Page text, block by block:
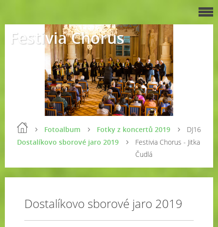
Festivia Chorus
Fotoalbum
Fotky z koncertů 2019
Dostalíkovo sborové jaro 2019
DJ16
Festivia Chorus - Jitka
Čudlá
Dostalíkovo sborové jaro 2019